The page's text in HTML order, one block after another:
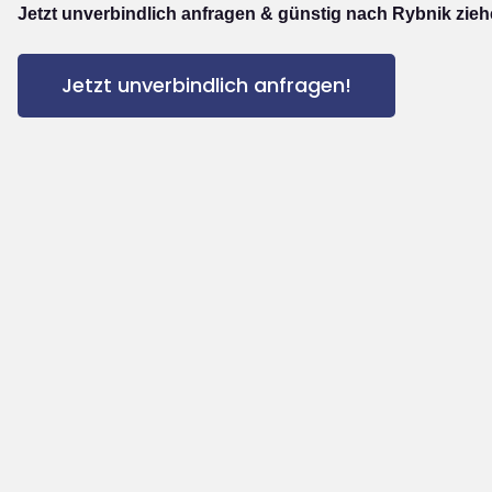
Jetzt unverbindlich anfragen & günstig nach Rybnik
Jetzt unverbindlich anfragen!